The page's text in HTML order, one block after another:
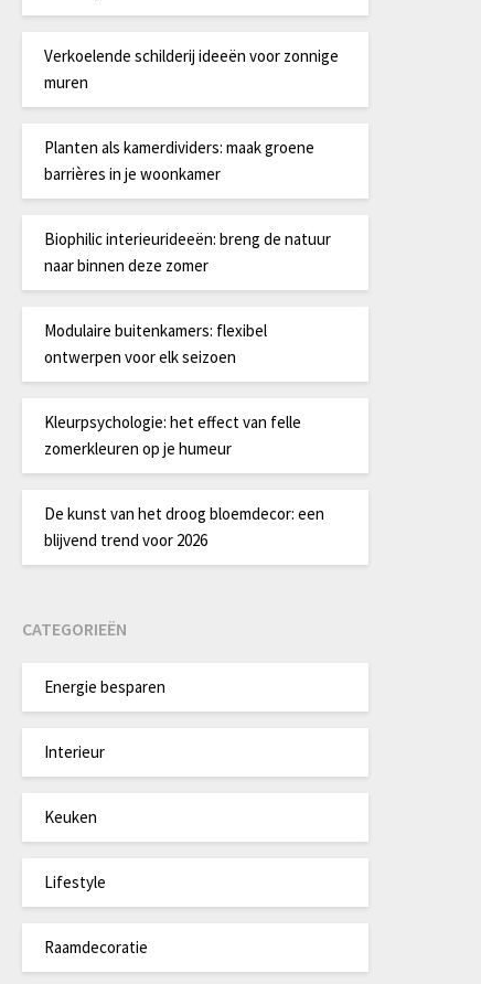
Verkoelende schilderij ideeën voor zonnige
muren
Planten als kamerdividers: maak groene
barrières in je woonkamer
Biophilic interieurideeën: breng de natuur
naar binnen deze zomer
Modulaire buitenkamers: flexibel
ontwerpen voor elk seizoen
Kleurpsychologie: het effect van felle
zomerkleuren op je humeur
De kunst van het droog bloemdecor: een
blijvend trend voor 2026
CATEGORIEËN
Energie besparen
Interieur
Keuken
Lifestyle
Raamdecoratie